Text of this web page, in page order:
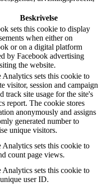
Beskrivelse
sets this cookie to display
when either on
or on a digital platform
by Facebook advertising
the website.
Analytics sets this cookie to
visitor, session and campaign
track site usage for the site's
report. The cookie stores
anonymously and assigns
generated number to
unique visitors.
Analytics sets this cookie to
count page views.
Analytics sets this cookie to
user ID.